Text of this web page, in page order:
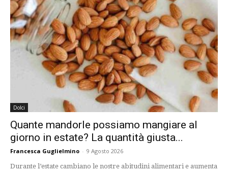
Dolci
Quante mandorle possiamo mangiare al
giorno in estate? La quantità giusta...
Francesca Guglielmino - 9 Agosto 2026
Durante l’estate cambiano le nostre abitudini alimentari e aumenta